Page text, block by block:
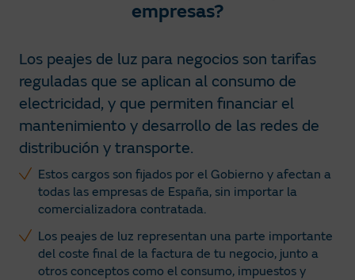
empresas?
Los peajes de luz para negocios son tarifas
reguladas que se aplican al consumo de
electricidad, y que permiten financiar el
mantenimiento y desarrollo de las redes de
distribución y transporte.​
Estos cargos son fijados por el Gobierno y afectan a
todas las empresas de España, sin importar la
comercializadora contratada.
Los peajes de luz representan una parte importante
del coste final de la factura de tu negocio, junto a
otros conceptos como el consumo, impuestos y